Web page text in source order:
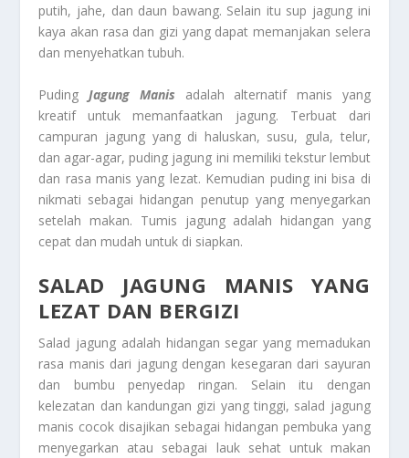
putih, jahe, dan daun bawang. Selain itu sup jagung ini
kaya akan rasa dan gizi yang dapat memanjakan selera
dan menyehatkan tubuh.
Puding Jagung Manis adalah alternatif manis yang
kreatif untuk memanfaatkan jagung. Terbuat dari
campuran jagung yang di haluskan, susu, gula, telur,
dan agar-agar, puding jagung ini memiliki tekstur lembut
dan rasa manis yang lezat. Kemudian puding ini bisa di
nikmati sebagai hidangan penutup yang menyegarkan
setelah makan. Tumis jagung adalah hidangan yang
cepat dan mudah untuk di siapkan.
SALAD JAGUNG MANIS YANG
LEZAT DAN BERGIZI
Salad jagung adalah hidangan segar yang memadukan
rasa manis dari jagung dengan kesegaran dari sayuran
dan bumbu penyedap ringan. Selain itu dengan
kelezatan dan kandungan gizi yang tinggi, salad jagung
manis cocok disajikan sebagai hidangan pembuka yang
menyegarkan atau sebagai lauk sehat untuk makan